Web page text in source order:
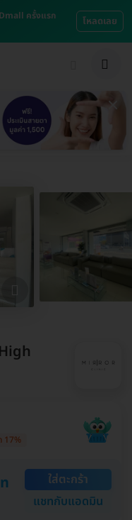
ครั้งแรก
โหลดเลย
17%
ใส่ตะกร้า
แชทกับแอดมิน